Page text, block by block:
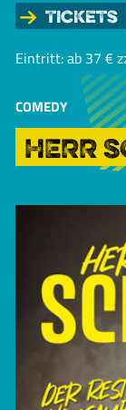
Tickets
Eintritt: ab 37 €
COMEDY
HERR